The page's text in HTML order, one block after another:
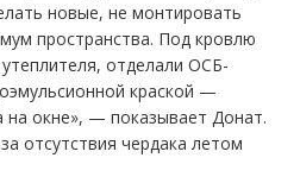
новые, не монтировать
пространства. Под кровлю
отделали ОСБ-
краской —
окне», — показывает Донат.
отсутствия чердака летом